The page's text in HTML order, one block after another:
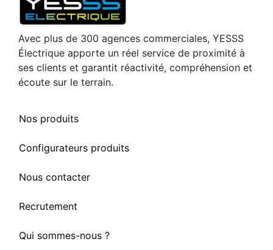
Avec plus de 300 agences commerciales, YESSS
Électrique apporte un réel service de proximité à
ses clients et garantit réactivité, compréhension et
écoute sur le terrain.
Nos produits
Configurateurs produits
Nous contacter
Recrutement
Qui sommes-nous ?